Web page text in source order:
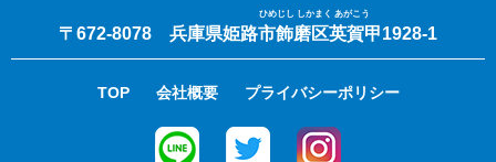
ひめじし しかまく あがこう
〒672-8078 兵庫県姫路市飾磨区英賀甲1928-1
TOP 会社概要 プライバシーポリシー